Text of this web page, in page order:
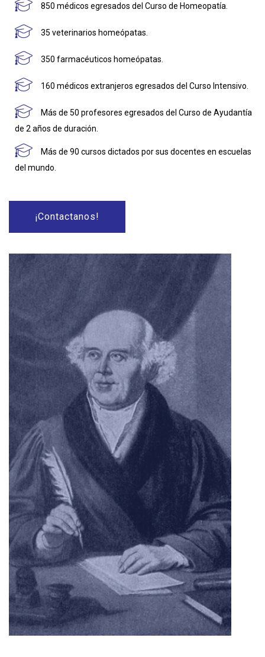
850 médicos egresados del Curso de Homeopatía.
35 veterinarios homeópatas.
350 farmacéuticos homeópatas.
160 médicos extranjeros egresados del Curso Intensivo.
Más de 50 profesores egresados del Curso de Ayudantía
de 2 años de duración.
Más de 90 cursos dictados por sus docentes en escuelas
del mundo.
¡Contactanos!